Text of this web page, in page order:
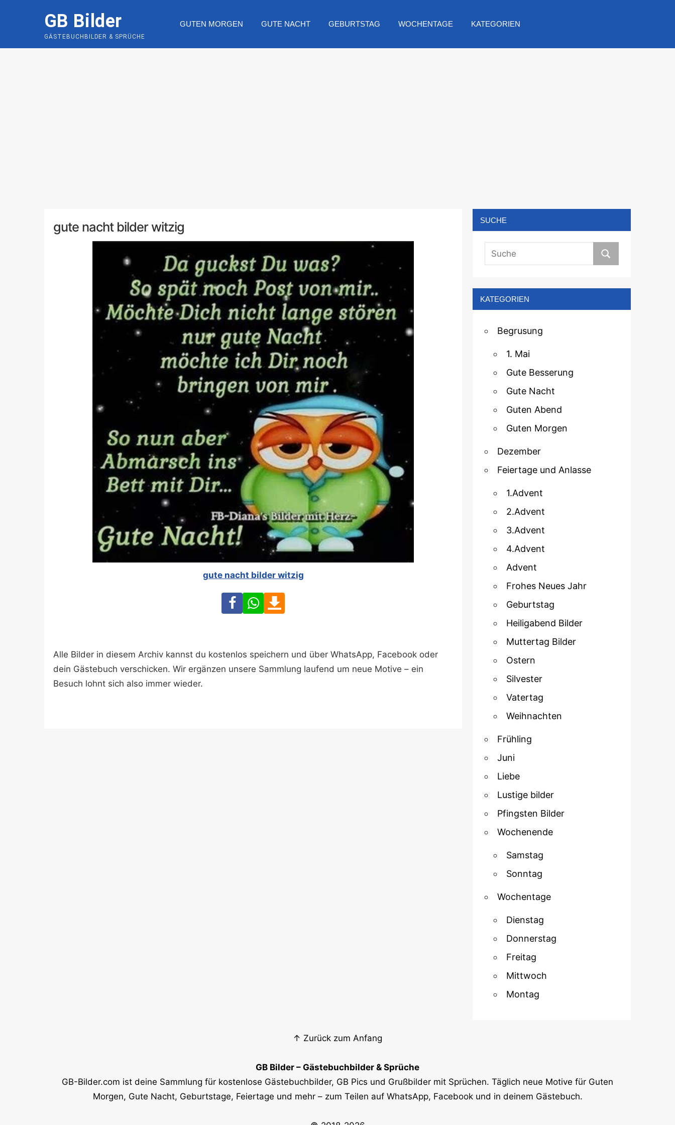
GB Bilder
GÄSTEBUCHBILDER & SPRÜCHE
GUTEN MORGEN GUTE NACHT GEBURTSTAG WOCHENTAGE KATEGORIEN
gute nacht bilder witzig
gute nacht bilder witzig
FacebookWhatsApp
Alle Bilder in diesem Archiv kannst du kostenlos speichern und über WhatsApp, Facebook oder
dein Gästebuch verschicken. Wir ergänzen unsere Sammlung laufend um neue Motive – ein
Besuch lohnt sich also immer wieder.
SUCHE
KATEGORIEN
Begrusung
1. Mai
Gute Besserung
Gute Nacht
Guten Abend
Guten Morgen
Dezember
Feiertage und Anlasse
1.Advent
2.Advent
3.Advent
4.Advent
Advent
Frohes Neues Jahr
Geburtstag
Heiligabend Bilder
Muttertag Bilder
Ostern
Silvester
Vatertag
Weihnachten
Frühling
Juni
Liebe
Lustige bilder
Pfingsten Bilder
Wochenende
Samstag
Sonntag
Wochentage
Dienstag
Donnerstag
Freitag
Mittwoch
Montag
↑ Zurück zum Anfang
GB Bilder – Gästebuchbilder & Sprüche
GB-Bilder.com ist deine Sammlung für kostenlose Gästebuchbilder, GB Pics und Grußbilder mit Sprüchen. Täglich neue Motive für Guten
Morgen, Gute Nacht, Geburtstage, Feiertage und mehr – zum Teilen auf WhatsApp, Facebook und in deinem Gästebuch.